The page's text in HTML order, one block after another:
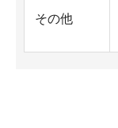
その他